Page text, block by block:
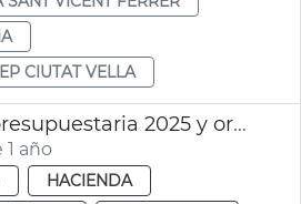
CIUTAT VELLA
Modificación presupuestaria 2025 y ordenanzas dana
año
HACIENDA